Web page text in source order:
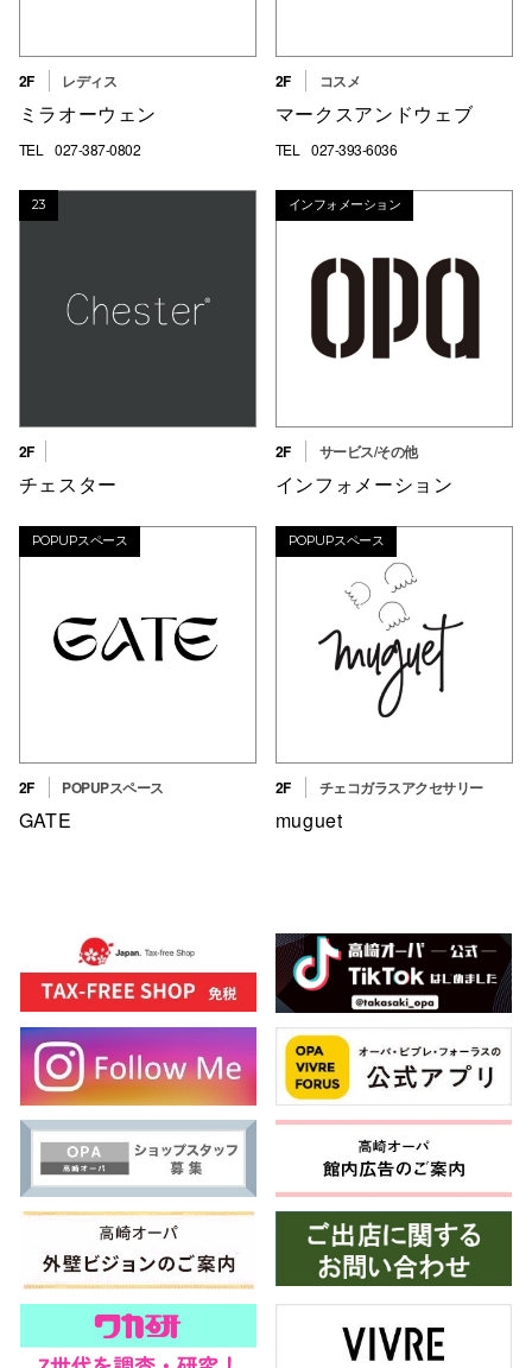
2F レディス
ミラオーウェン
TEL 027-387-0802
2F コスメ
マークスアンドウェブ
TEL 027-393-6036
23
2F
チェスター
インフォメーション
2F サービス/その他
インフォメーション
POPUPスペース
2F POPUPスペース
GATE
POPUPスペース
2F チェコガラスアクセサリー
muguet